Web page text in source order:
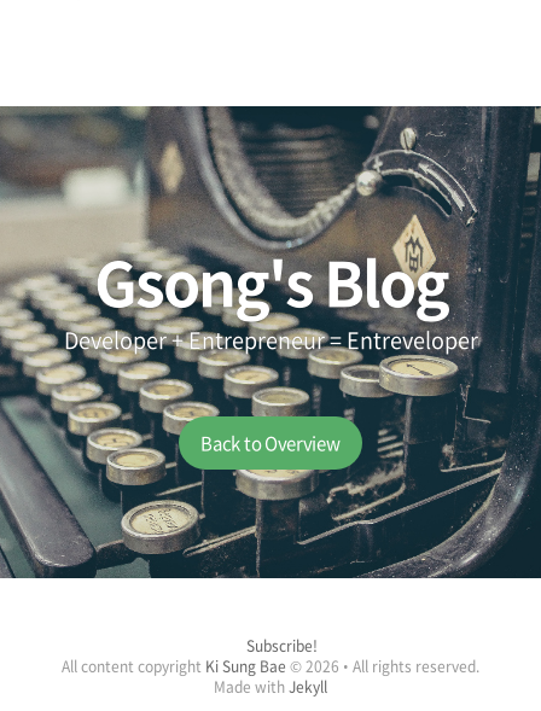
Gsong's Blog
Developer + Entrepreneur = Entreveloper
Back to Overview
Subscribe!
All content copyright Ki Sung Bae © 2026 • All rights reserved.
Made withJekyll